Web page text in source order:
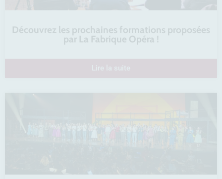
Découvrez les prochaines formations proposées
par La Fabrique Opéra !